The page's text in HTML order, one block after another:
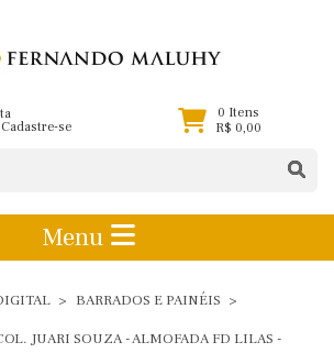
Cadastre-se
0 Itens
R$ 0,00
Menu
BARRADOS E PAINÉIS
JUARI SOUZA - ALMOFADA FD LILAS -